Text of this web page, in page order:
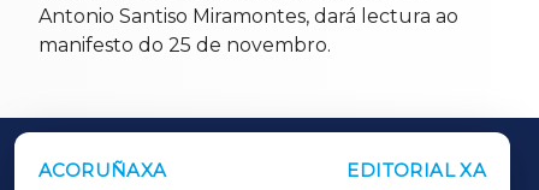
Antonio Santiso Miramontes, dará lectura ao
manifesto do 25 de novembro.
ACORUÑAXA EDITORIAL XA
OUTROS PERIÓDICOS